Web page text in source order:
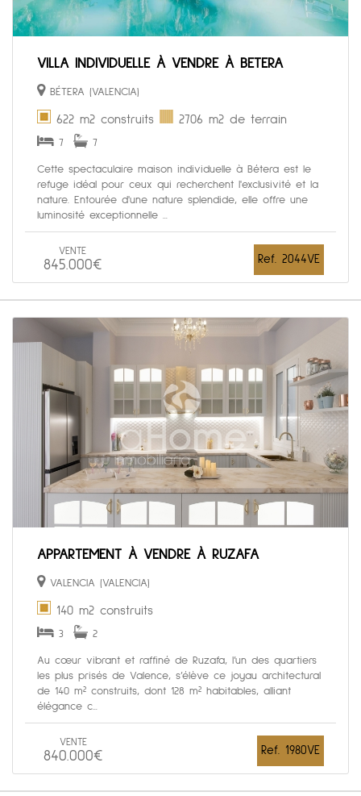
VILLA INDIVIDUELLE À VENDRE À BETERA
BÉTERA (VALENCIA)
622 m2 construits 2706 m2 de terrain
7 7
Cette spectaculaire maison individuelle à Bétera est le
refuge idéal pour ceux qui recherchent l'exclusivité et la
nature. Entourée d'une nature splendide, elle offre une
luminosité exceptionnelle ...
VENTE
845.000€ Ref. 2044VE
APPARTEMENT À VENDRE À RUZAFA
VALENCIA (VALENCIA)
140 m2 construits
3 2
Au cœur vibrant et raffiné de Ruzafa, l’un des quartiers
les plus prisés de Valence, s’élève ce joyau architectural
de 140 m² construits, dont 128 m² habitables, alliant
élégance c...
VENTE
840.000€ Ref. 1980VE